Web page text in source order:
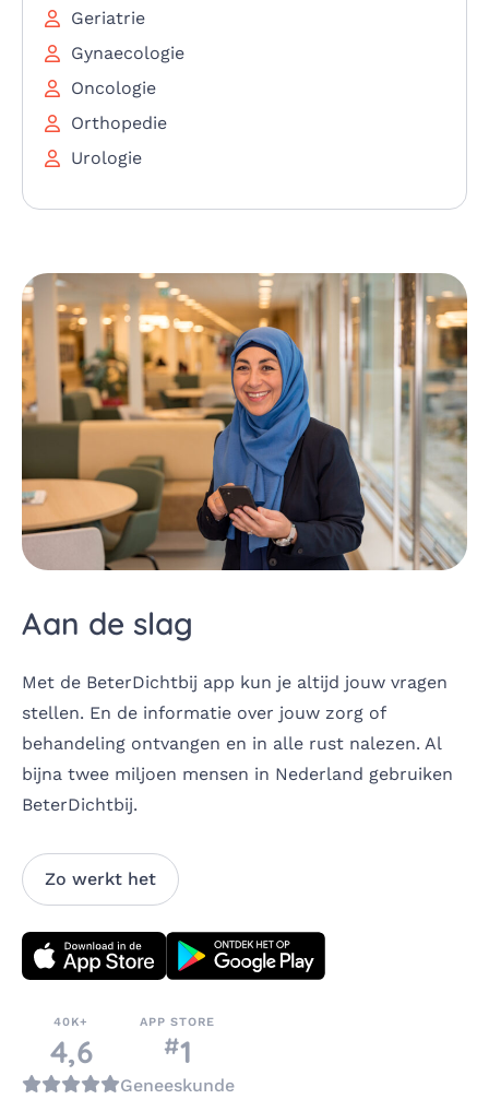
Geriatrie
Gynaecologie
Oncologie
Orthopedie
Urologie
Aan de slag
Met de BeterDichtbij app kun je altijd jouw vragen
stellen. En de informatie over jouw zorg of
behandeling ontvangen en in alle rust nalezen. Al
bijna twee miljoen mensen in Nederland gebruiken
BeterDichtbij. ​
Zo werkt het
Download direct
40K+
4,6
APP STORE
#nummer
1
in de categorie
Geneeskunde